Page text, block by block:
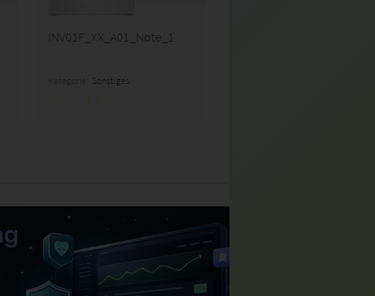
INV01F_XX_A01_Note_1
Sonstiges